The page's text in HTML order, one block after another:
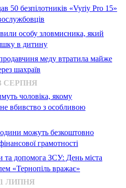
50 безпілотників «Vyriy Pro 15»
особу зловмисника, який
в дитину
меду втратила майже
шахраїв
СЕРПНЯ
чоловіка, якому
вбивство з особливою
можуть безкоштовно
грамотності
та допомога ЗСУ: День міста
«Тернопіль вражає»
ЛИПНЯ